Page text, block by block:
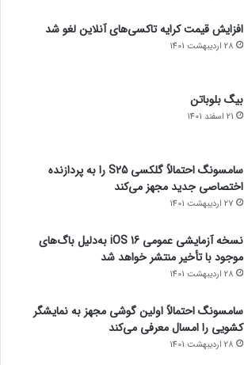
افزایش قیمت کرایه تاکسی‌های آنلاین لغو شد
28 اردیبهشت 1401
بیگ بلوباتن
21 اسفند 1401
سامسونگ احتمالاً گلکسی S25 را به پردازنده
اختصاصی جدید مجهز می‌کند
27 اردیبهشت 1401
نسخه آزمایشی عمومی iOS 16 به‌دلیل باگ‌های
موجود با تأخیر منتشر خواهد شد
28 اردیبهشت 1401
سامسونگ احتمالاً اولین گوشی مجهز به نمایشگر
کشویی را امسال معرفی می‌کند
28 اردیبهشت 1401